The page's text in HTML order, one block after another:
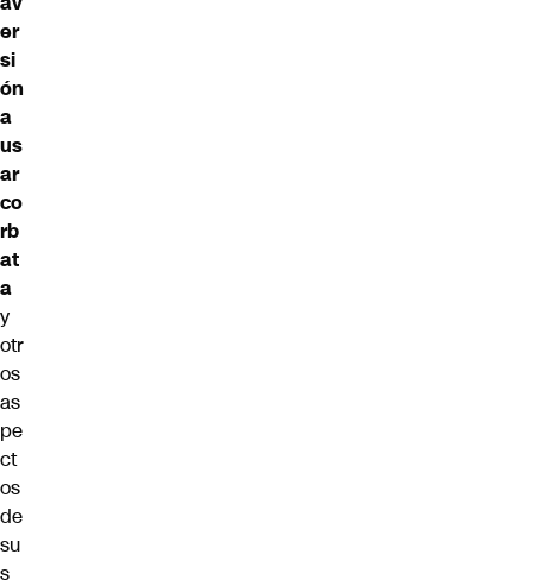
er
si
ón
a
us
ar
co
rb
at
a
y
otr
os
as
pe
ct
os
de
su
s